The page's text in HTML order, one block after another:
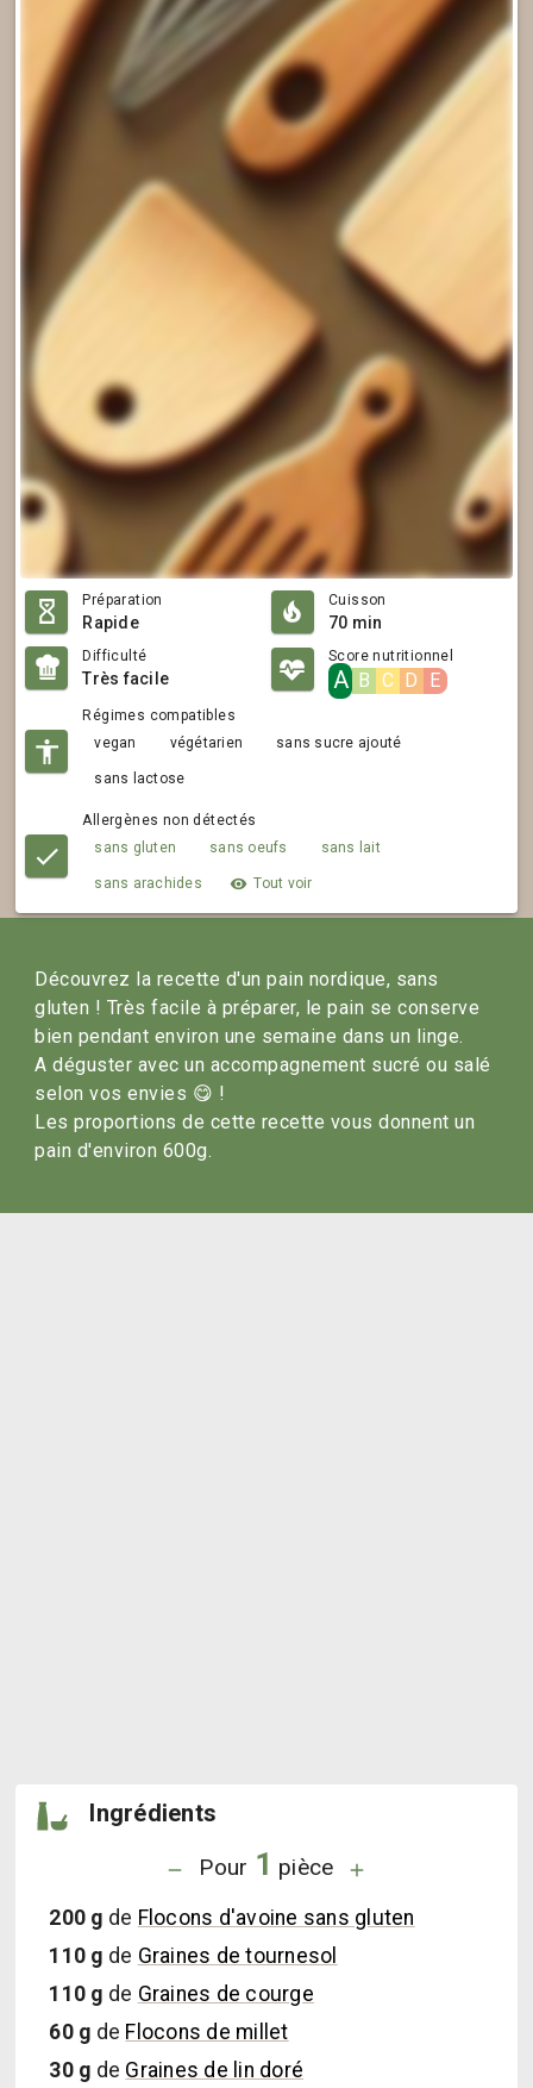
Préparation
Rapide
Cuisson
70 min
Difficulté
Très facile
Score nutritionnel
A B C D E
Régimes compatibles
vegan
végétarien sans sucre ajouté
sans lactose
Allergènes non détectés
sans gluten
sans oeufs sans lait
sans arachides Tout voir
Découvrez la recette d'un pain nordique, sans
gluten ! Très facile à préparer, le pain se conserve
bien pendant environ une semaine dans un linge.
A déguster avec un accompagnement sucré ou salé
selon vos envies 😋 !
Les proportions de cette recette vous donnent un
pain d'environ 600g.
Ingrédients
Pour 1 pièce
200 g de Flocons d'avoine sans gluten
110 g de Graines de tournesol
110 g de Graines de courge
60g de Flocons de millet
30g de Graines de lin doré